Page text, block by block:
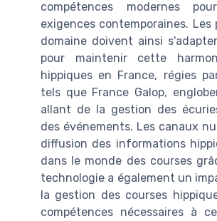
compétences modernes
exigences contemporaines. Les
domaine doivent ainsi
pour maintenir cette
hippiques en France, régies
tels que France Galop,
allant de la gestion des
des événements. Les canaux
diffusion des informations
dans le monde des courses
technologie a également un
la gestion des courses
compétences nécessaires à